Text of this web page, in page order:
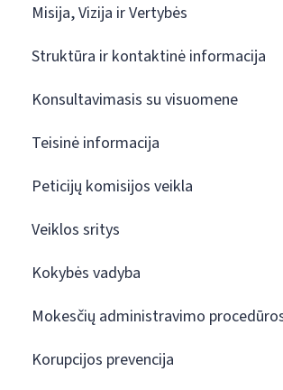
Misija, Vizija ir Vertybės
Struktūra ir kontaktinė informacija
Konsultavimasis su visuomene
Teisinė informacija
Peticijų komisijos veikla
Veiklos sritys
Kokybės vadyba
Mokesčių administravimo
Korupcijos prevencija